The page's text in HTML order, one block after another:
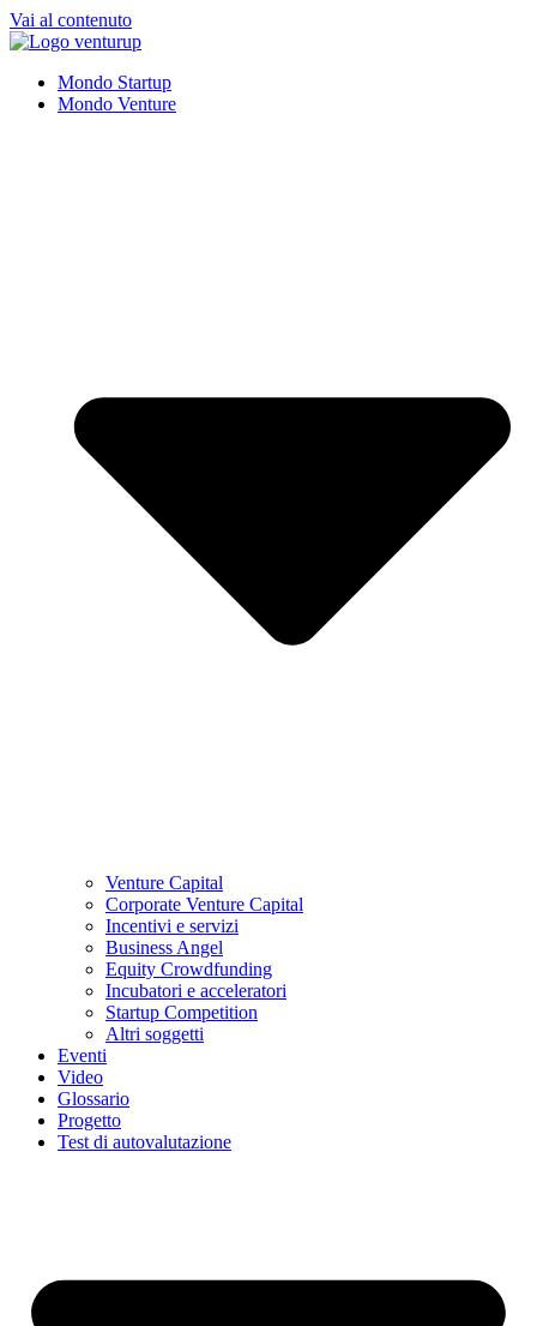
Vai al contenuto
Mondo Startup
Mondo Venture
Venture Capital
Corporate Venture Capital
Incentivi e servizi
Business Angel
Equity Crowdfunding
Incubatori e acceleratori
Startup Competition
Altri soggetti
Eventi
Video
Glossario
Progetto
Test di autovalutazione